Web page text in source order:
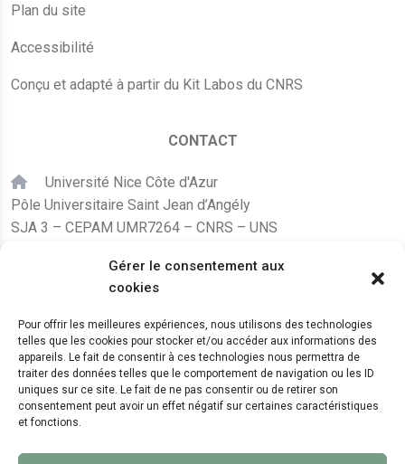
Gérer le consentement aux
cookies
Pour offrir les meilleures expériences, nous utilisons des technologies
telles que les cookies pour stocker et/ou accéder aux informations des
appareils. Le fait de consentir à ces technologies nous permettra de
traiter des données telles que le comportement de navigation ou les ID
uniques sur ce site. Le fait de ne pas consentir ou de retirer son
consentement peut avoir un effet négatif sur certaines caractéristiques
et fonctions.
Plan du site
Accessibilité
Conçu et adapté à partir du Kit Labos du CNRS
CONTACT
Université Nice Côte d'Azur
Pôle Universitaire Saint Jean d’Angély
SJA 3 – CEPAM UMR7264 – CNRS – UNS
+33 (0)4 89 15 24 08
LE CEPAM EST HÉBERGÉ PAR